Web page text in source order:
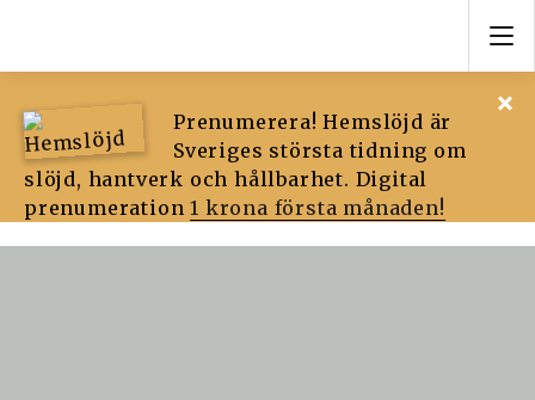
Prenumerera! Hemslöjd är
Sveriges största tidning om
slöjd, hantverk och hållbarhet. Digital
prenumeration1 krona första månaden!